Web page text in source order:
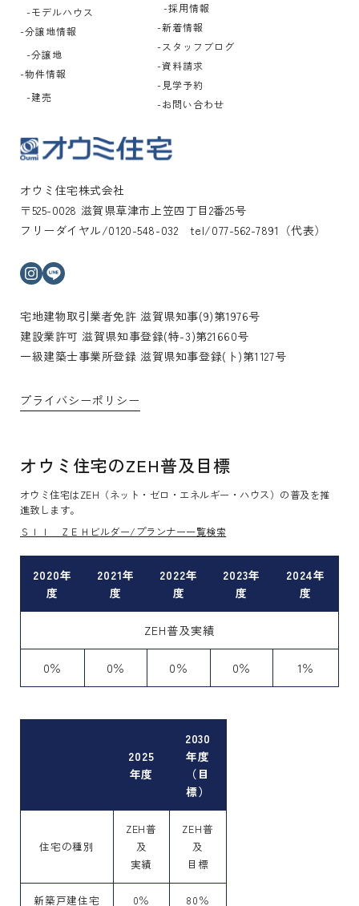
オウミ住宅株式会社
〒525-0028 滋賀県草津市上笠四丁目2番25号
フリーダイヤル/0120-548-032 tel/077-562-7891（代表）
インスタグラム
宅地建物取引業者免許 滋賀県知事(9)第1976号
建設業許可 滋賀県知事登録(特-3)第21660号
一級建築士事業所登録 滋賀県知事登録(ト)第1127号
プライバシーポリシー
オウミ住宅のZEH普及目標
オウミ住宅はZEH（ネット・ゼロ・エネルギー・ハウス）の普及を推
進致します。
ＳＩＩ ＺＥＨビルダー/プランナー一覧検索
2020年
度
2021年
度
2022年
度
2023年
度
2024年
度
ZEH普及実績
0％ 0％ 0％ 0％ 1％
2025
年度
2030
年度
（目
標）
住宅の種別
ZEH普
及
実績
ZEH普
及
目標
新築戸建住宅 0％ 80％
モデルハウス
分譲地情報
分譲地
物件情報
建売
採用情報
新着情報
スタッフブログ
資料請求
見学予約
お問い合わせ